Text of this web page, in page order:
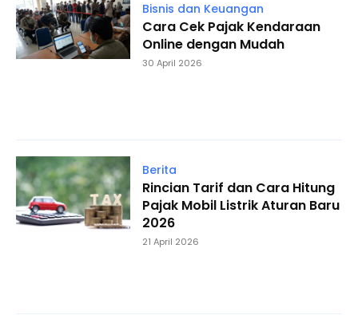
Bisnis dan Keuangan
Cara Cek Pajak Kendaraan
Online dengan Mudah
30 April 2026
Berita
Rincian Tarif dan Cara Hitung
Pajak Mobil Listrik Aturan Baru
2026
21 April 2026